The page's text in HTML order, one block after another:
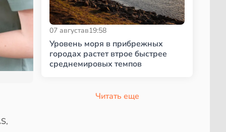
07 августав19:58
Уровень моря в прибрежных
городах растет втрое быстрее
среднемировых темпов
Читать еще